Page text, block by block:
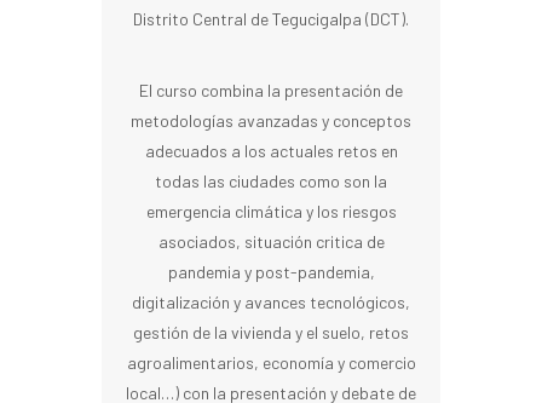
Distrito Central de Tegucigalpa (DCT).
El curso combina la presentación de
metodologías avanzadas y conceptos
adecuados a los actuales retos en
todas las ciudades como son la
emergencia climática y los riesgos
asociados, situación critica de
pandemia y post-pandemia,
digitalización y avances tecnológicos,
gestión de la vivienda y el suelo, retos
agroalimentarios, economía y comercio
local…) con la presentación y debate de